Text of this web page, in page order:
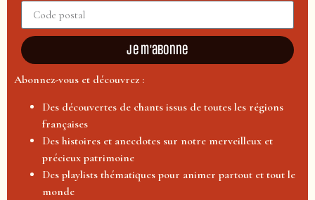
Je m'abonne
Abonnez-vous et découvrez :
Des découvertes de chants issus de toutes les régions
françaises
Des histoires et anecdotes sur notre merveilleux et
précieux patrimoine
Des playlists thématiques pour animer partout et tout le
monde